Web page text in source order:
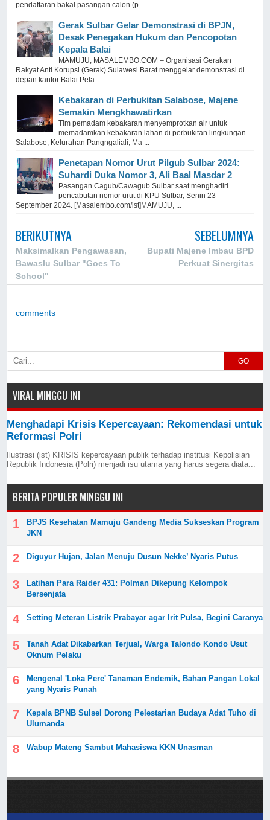
pendaftaran bakal pasangan calon (p ...
Gerak Sulbar Gelar Demonstrasi di BPJN,
Desak Penegakan Hukum dan Pencopotan
Kepala Balai
MAMUJU, MASALEMBO.COM – Organisasi Gerakan
Rakyat Anti Korupsi (Gerak) Sulawesi Barat menggelar demonstrasi di
depan kantor Balai Pela ...
Kebakaran di Perbukitan Salabose, Majene
Semakin Mengkhawatirkan
Tim pemadam kebakaran menyemprotkan air untuk
memadamkan kebakaran lahan di perbukitan lingkungan
Salabose, Kelurahan Pangngaliali, Ma ...
Penetapan Nomor Urut Pilgub Sulbar 2024:
Suhardi Duka Nomor 3, Ali Baal Masdar 2
Pasangan Cagub/Cawagub Sulbar saat menghadiri
pencabutan nomor urut di KPU Sulbar, Senin 23
September 2024. [Masalembo.com/ist]MAMUJU, ...
BERIKUTNYA
Maksimalkan Pengawasan,
Bawaslu Sulbar "Goes To
School"
SEBELUMNYA
Bupati Majene Imbau BPD
Perkuat Sinergitas
comments
GO
VIRAL MINGGU INI
Menghadapi Krisis Kepercayaan: Rekomendasi untuk
Reformasi Polri
Ilustrasi (ist) KRISIS kepercayaan publik terhadap institusi Kepolisian
Republik Indonesia (Polri) menjadi isu utama yang harus segera diata...
BERITA POPULER MINGGU INI
BPJS Kesehatan Mamuju Gandeng Media Sukseskan Program
JKN
Diguyur Hujan, Jalan Menuju Dusun Nekke’ Nyaris Putus
Latihan Para Raider 431: Polman Dikepung Kelompok
Bersenjata
Setting Meteran Listrik Prabayar agar Irit Pulsa, Begini Caranya
Tanah Adat Dikabarkan Terjual, Warga Talondo Kondo Usut
Oknum Pelaku
Mengenal 'Loka Pere' Tanaman Endemik, Bahan Pangan Lokal
yang Nyaris Punah
Kepala BPNB Sulsel Dorong Pelestarian Budaya Adat Tuho di
Ulumanda
Wabup Mateng Sambut Mahasiswa KKN Unasman